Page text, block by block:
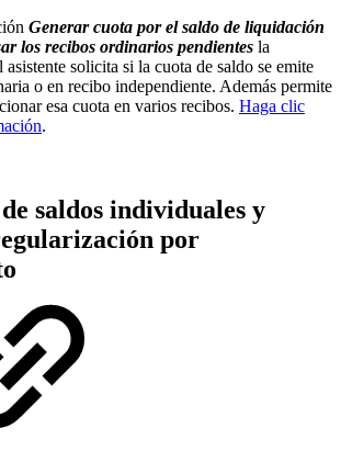
Generar cuota por el saldo de liquidación
los recibos ordinarios pendientes la
solicita si la cuota de saldo se emite
o en recibo independiente. Además permite
esa cuota en varios recibos. Haga clic
.
saldos individuales y
por